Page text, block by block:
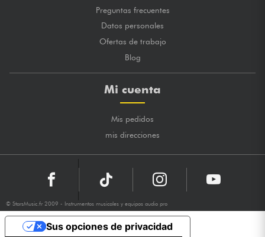
Preguntas frecuentes
Datos personales
Ofertas de trabajo
Blog
Mi cuenta
Mis pedidos
mis direcciones
© StarsMusic.fr 2009 - Instrumentos musicales y equipos audio pro
Sus opciones de privacidad